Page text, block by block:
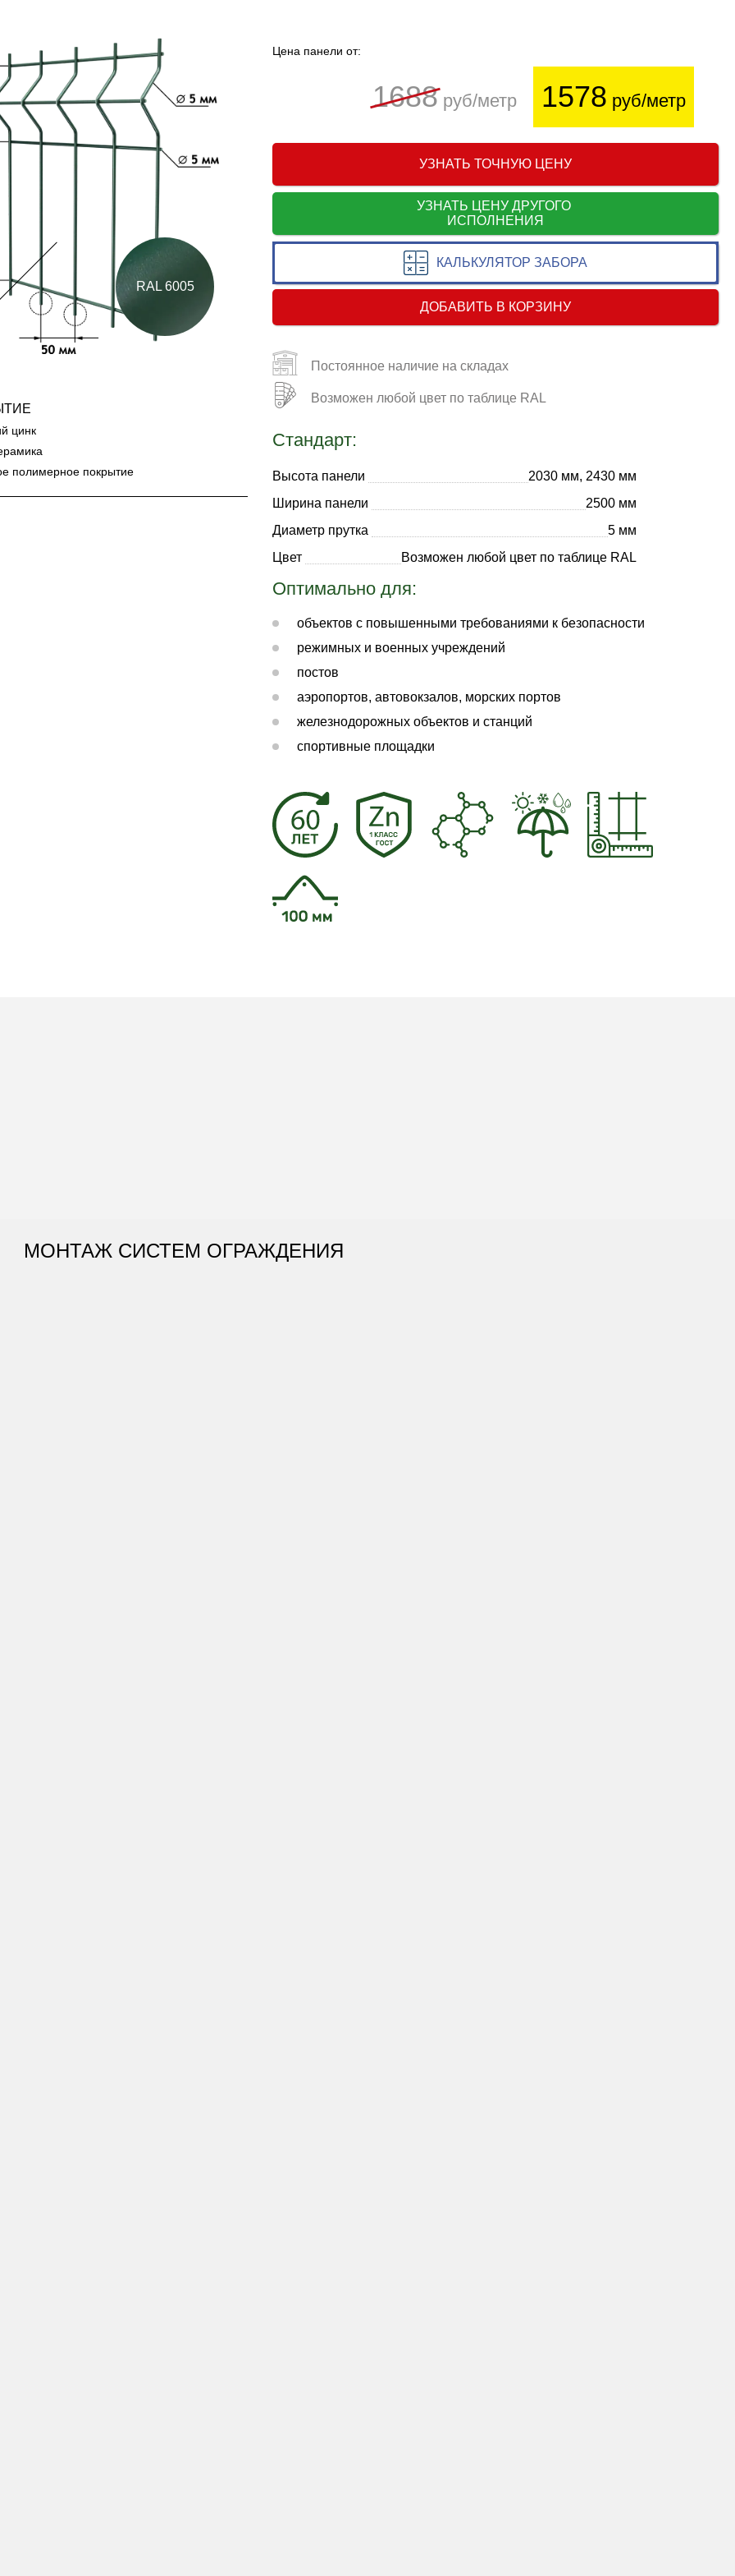
RAL 6005
цинк
полимерное покрытие
Цена панели от:
1578 руб/метр
1688 руб/метр
УЗНАТЬ ТОЧНУЮ ЦЕНУ
УЗНАТЬ ЦЕНУ ДРУГОГО
ИСПОЛНЕНИЯ
КАЛЬКУЛЯТОР ЗАБОРА
ДОБАВИТЬ В КОРЗИНУ
Постоянное наличие на складах
Возможен любой цвет по таблице RAL
Стандарт:
Высота панели
2030 мм, 2430 мм
Ширина панели
2500 мм
Диаметр прутка
5 мм
Цвет
Возможен любой цвет по таблице RAL
Оптимально для:
объектов с повышенными требованиями к безопасности
режимных и военных учреждений
постов
аэропортов, автовокзалов, морских портов
железнодорожных объектов и станций
спортивные площадки
МОНТАЖ СИСТЕМ ОГРАЖДЕНИЯ